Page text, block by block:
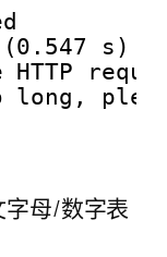
s)
HTTP
long,
母/数字表